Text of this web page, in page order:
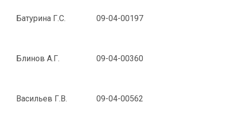
Батурина Г.С. 09-04-00197
Блинов А.Г. 09-04-00360
Васильев Г.В. 09-04-00562